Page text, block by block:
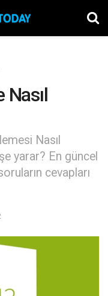
Nasıl
yarar? En güncel
cevapları